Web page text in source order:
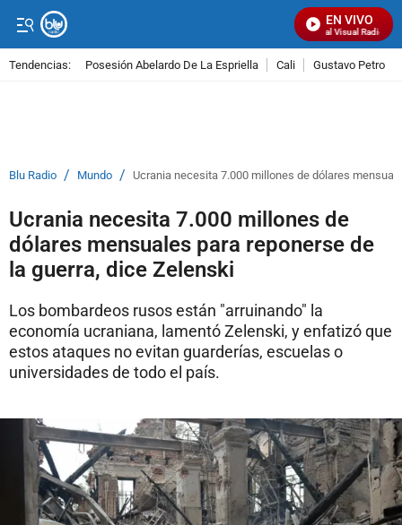
EN VIVO
Señal Visual Radio
Tendencias: Posesión Abelardo De La Espriella Cali Gustavo Petro
Blu Radio / Mundo / Ucrania necesita 7.000 millones de dólares
Ucrania necesita 7.000 millones de
dólares mensuales para reponerse de
la guerra, dice Zelenski
Los bombardeos rusos están "arruinando" la
economía ucraniana, lamentó Zelenski, y enfatizó que
estos ataques no evitan guarderías, escuelas o
universidades de todo el país.